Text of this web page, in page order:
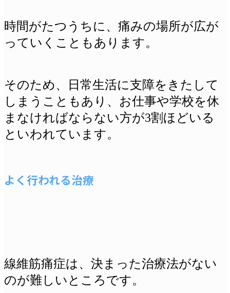
時間がたつうちに、痛みの場所が広が
っていくこともあります。
そのため、日常生活に支障をきたして
しまうこともあり、お仕事や学校を休
まなければならない方が3割ほどいる
といわれています。
よく行われる治療
線維筋痛症は、決まった治療法がない
のが難しいところです。